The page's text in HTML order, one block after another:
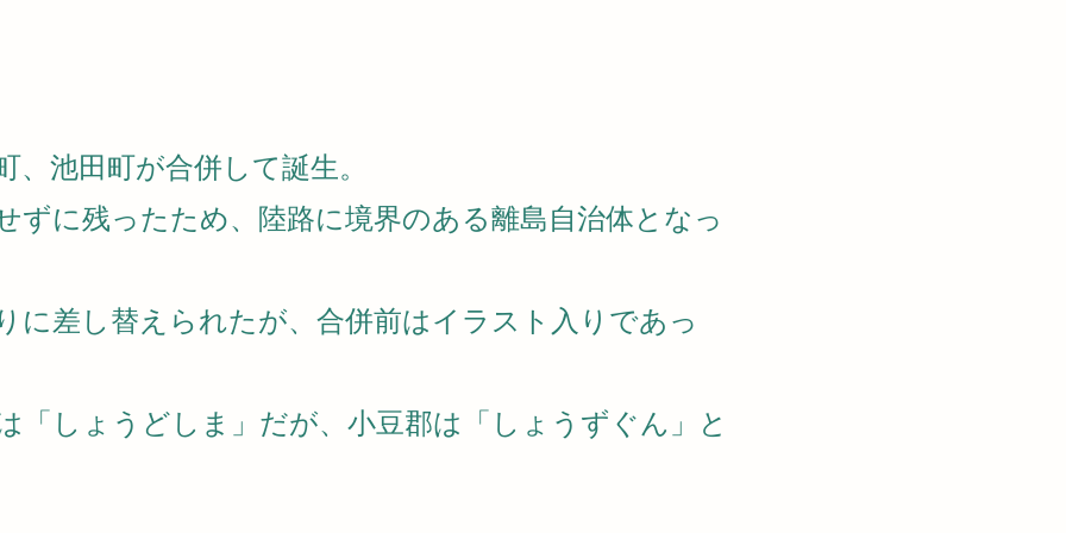
、池田町が合併して誕生。
ずに残ったため、陸路に境界のある離島自治体となっ
に差し替えられたが、合併前はイラスト入りであっ
「しょうどしま」だが、小豆郡は「しょうずぐん」と